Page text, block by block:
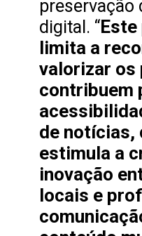
preservação
digital. “
limita a
valorizar os
contribuem
de notícias,
estimula a
inovação
locais e